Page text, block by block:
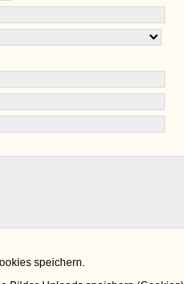
speichern.